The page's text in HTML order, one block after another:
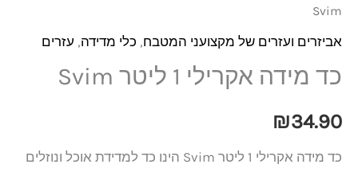
Svim
אביזרים ועזרים של מקצועני המטבח, כלי מדידה, עזרים
כד מידה אקרילי 1 ליטר Svim
₪34.90
כד מידה אקרילי 1 ליטר Svim הינו כד למדידת אוכל ונוזלים